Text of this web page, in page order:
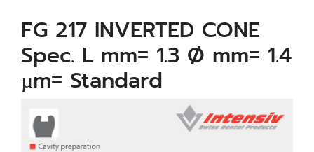
FG 217 INVERTED CONE
Spec. L mm= 1.3 Ø mm= 1.4
µm= Standard